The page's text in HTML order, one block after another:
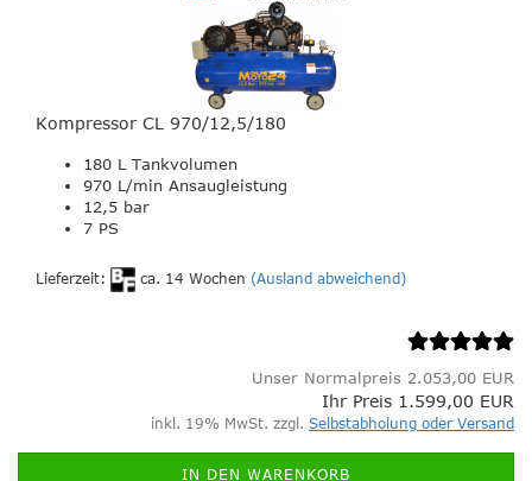
Kompressor CL 970/12,5/180
180 L Tankvolumen
970 L/min Ansaugleistung
12,5 bar
7 PS
Lieferzeit: ca. 14 Wochen (Ausland abweichend)
Unser Normalpreis 2.053,00 EUR
Ihr Preis 1.599,00 EUR
inkl. 19% MwSt. zzgl. Selbstabholung oder Versand
IN DEN WARENKORB